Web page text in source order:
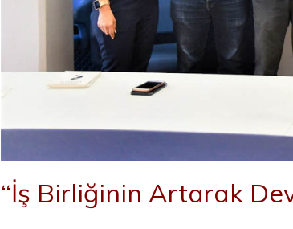
“İş Birliğinin Artarak